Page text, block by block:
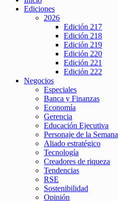
Ediciones
2026
Edición 217
Edición 218
Edición 219
Edición 220
Edición 221
Edición 222
Negocios
Especiales
Banca y Finanzas
Economía
Gerencia
Educación Ejecutiva
Personaje de la Semana
Aliado estratégico
Tecnología
Creadores de riqueza
Tendencias
RSE
Sostenibilidad
Opinión